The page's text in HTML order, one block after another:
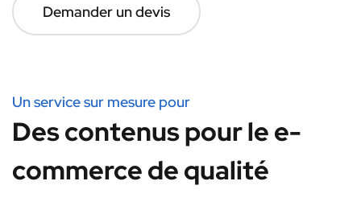
Demander un devis
Un service sur mesure pour
Des contenus pour le e-
commerce de qualité